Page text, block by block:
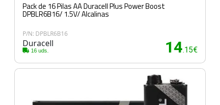
Pack de 16 Pilas AA Duracell Plus Power Boost
DPBLR6B16/ 1.5V/ Alcalinas
P/N: DPBLR6B16
Duracell
16 uds. 14.15€